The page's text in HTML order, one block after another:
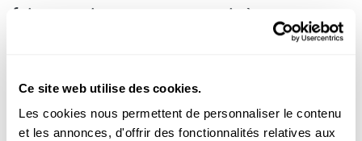
Ce site web utilise des cookies.
Les cookies nous permettent de personnaliser le contenu
et les annonces, d'offrir des fonctionnalités relatives aux
faire vacciner pour parvenir à cette
immunité collective ? Ici, le même
l'immunité collective, à savoir 70 %, est
souvent cité. Mais on ne peut pas